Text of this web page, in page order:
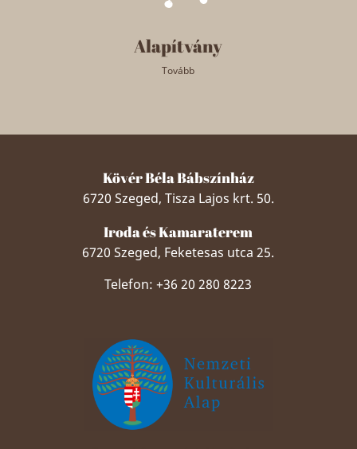
Alapítvány
Tovább
Kövér Béla Bábszínház
6720 Szeged, Tisza Lajos krt. 50.
Iroda és Kamaraterem
6720 Szeged, Feketesas utca 25.
Telefon: +36 20 280 8223